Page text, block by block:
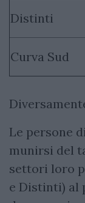
Distinti
Curva Sud
Le persone
munirsi del
settori loro
e Distinti) al